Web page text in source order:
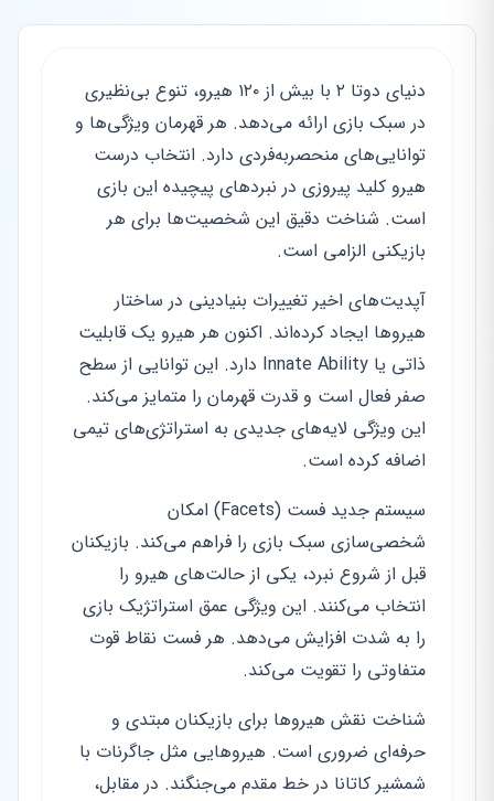
دنیای دوتا ۲ با بیش از ۱۲۰ هیرو، تنوع بی‌نظیری
در سبک بازی ارائه می‌دهد. هر قهرمان ویژگی‌ها و
توانایی‌های منحصربه‌فردی دارد. انتخاب درست
هیرو کلید پیروزی در نبردهای پیچیده این بازی
است. شناخت دقیق این شخصیت‌ها برای هر
بازیکنی الزامی است.
آپدیت‌های اخیر تغییرات بنیادینی در ساختار
هیروها ایجاد کرده‌اند. اکنون هر هیرو یک قابلیت
ذاتی یا Innate Ability دارد. این توانایی از سطح
صفر فعال است و قدرت قهرمان را متمایز می‌کند.
این ویژگی لایه‌های جدیدی به استراتژی‌های تیمی
اضافه کرده است.
سیستم جدید فست (Facets) امکان
شخصی‌سازی سبک بازی را فراهم می‌کند. بازیکنان
قبل از شروع نبرد، یکی از حالت‌های هیرو را
انتخاب می‌کنند. این ویژگی عمق استراتژیک بازی
را به شدت افزایش می‌دهد. هر فست نقاط قوت
متفاوتی را تقویت می‌کند.
شناخت نقش هیروها برای بازیکنان مبتدی و
حرفه‌ای ضروری است. هیروهایی مثل جاگرنات با
شمشیر کاتانا در خط مقدم می‌جنگند. در مقابل،